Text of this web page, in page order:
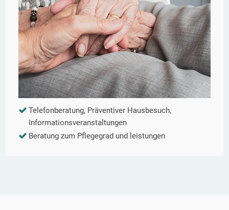
Telefonberatung, Präventiver Hausbesuch,
Informationsveranstaltungen
Beratung zum Pflegegrad und leistungen